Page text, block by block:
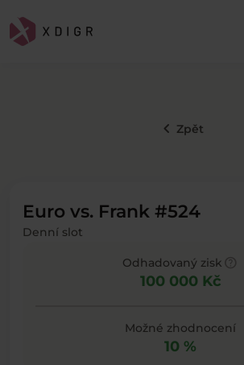
keyboard_arrow_left Zpět
Euro vs. Frank #524
Denní slot
Odhadovaný zisk
100 000 Kč
Možné zhodnocení
10 %